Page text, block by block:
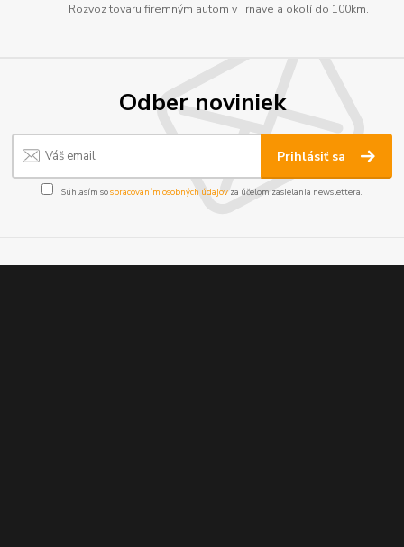
Rozvoz tovaru firemným autom v Trnave a okolí do 100km.
Odber noviniek
Prihlásiť sa
Súhlasím sospracovaním osobných údajov za účelom zasielania newslettera.